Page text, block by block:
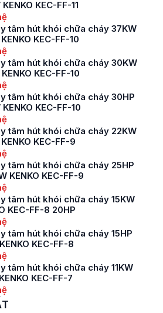
KEC-FF-11
tâm hút khói chữa cháy 37KW
KEC-FF-10
tâm hút khói chữa cháy 30KW
KEC-FF-10
tâm hút khói chữa cháy 30HP
KENKO KEC-FF-10
tâm hút khói chữa cháy 22KW
KEC-FF-9
tâm hút khói chữa cháy 25HP
KENKO KEC-FF-9
tâm hút khói chữa cháy 15KW
KEC-FF-8 20HP
tâm hút khói chữa cháy 15HP
KEC-FF-8
tâm hút khói chữa cháy 11KW
KEC-FF-7